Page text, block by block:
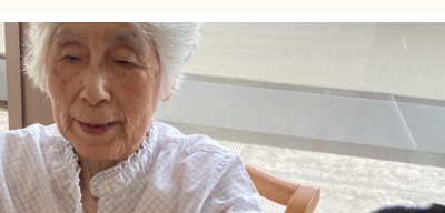
本
た
夕
行
事